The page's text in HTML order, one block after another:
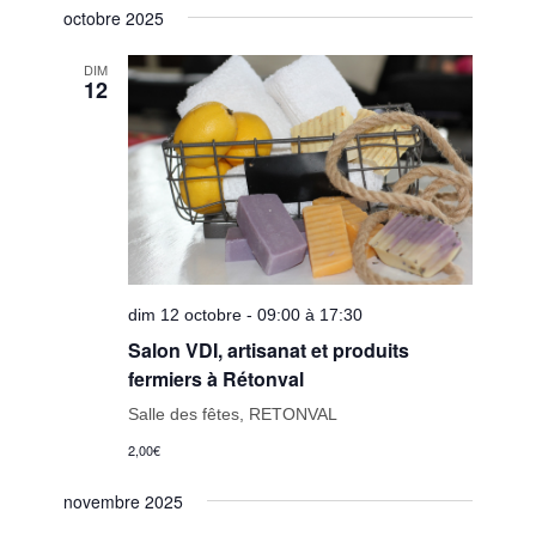
octobre 2025
DIM
12
dim 12 octobre - 09:00 à 17:30
Salon VDI, artisanat et produits
fermiers à Rétonval
Salle des fêtes, RETONVAL
2,00€
novembre 2025